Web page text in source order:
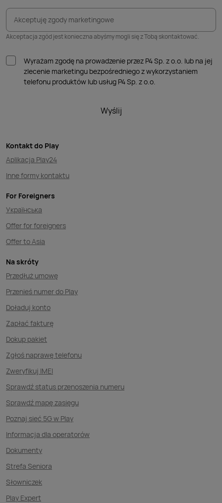
Akceptuję zgody marketingowe
Akceptacja zgód jest konieczna abyśmy mogli się z Tobą skontaktować.
Wyrażam zgodę na prowadzenie przez P4 Sp. z o.o. lub na jej
zlecenie marketingu bezpośredniego z wykorzystaniem
telefonu produktów lub usług P4 Sp. z o.o.
Wyślij
Kontakt do Play
Aplikacja Play24
Inne formy kontaktu
For Foreigners
Українська
Offer for foreigners
Offer to Asia
Na skróty
Przedłuż umowę
Przenieś numer do Play
Doładuj konto
Zapłać fakturę
Dokup pakiet
Zgłoś naprawę telefonu
Zweryfikuj IMEI
Sprawdź status przenoszenia numeru
Sprawdź mapę zasięgu
Poznaj sieć 5G w Play
Informacja dla operatorów
Dokumenty
Strefa Seniora
Słowniczek
Play Expert